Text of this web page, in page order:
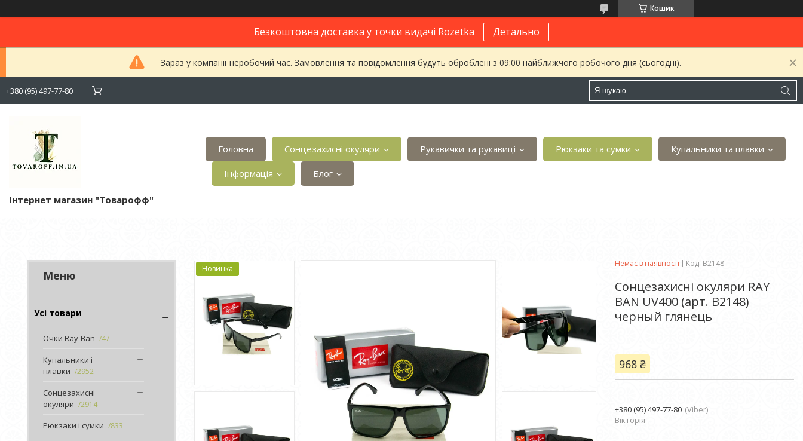
Кошик
Безкоштовна доставка у точки видачі Rozetka Детально
Зараз у компанії неробочий час. Замовлення та повідомлення будуть оброблені з 09:00 найближчого робочого дня (сьогодні).
+380 (95) 497-77-80
Інтернет магазин "Товарофф"
Головна Сонцезахисні окуляри Рукавички та рукавиці Рюкзаки та сумки Купальники та плавки
Інформація Блог
Усі товари
Очки Ray-Ban 47
Купальники і
плавки
2952
Сонцезахисні
окуляри
2914
Рюкзаки і сумки 833
Новинка
Немає в наявності Код: B2148
Сонцезахисні окуляри RAY
BAN UV400 (арт. B2148)
черный глянець
968 ₴
+380 (95) 497-77-80 Viber
Вікторія